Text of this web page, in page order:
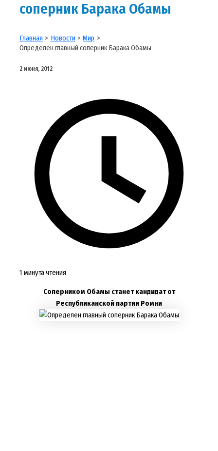
соперник Барака Обамы
Главная Новости
Мир
Определен главный соперник Барака Обамы
2 июня, 2012
1 минута чтения
Соперником Обамы станет кандидат от
Республиканской партии Ромни